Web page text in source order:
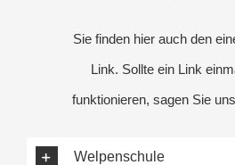
Sie finden hier auch den
Link. Sollte ein Link
funktionieren, sagen Sie
Welpenschule